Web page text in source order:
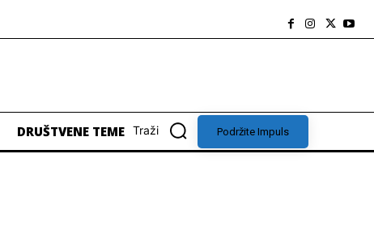
DRUŠTVENE TEME Traži Podržite Impuls